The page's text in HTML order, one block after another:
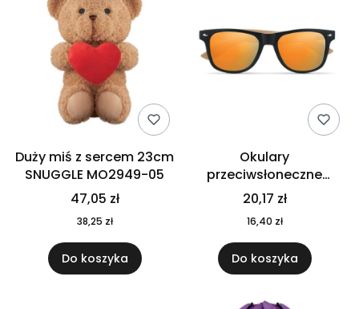
Duży miś z sercem 23cm
SNUGGLE MO2949-05
47,05 zł
38,25 zł
Do koszyka
Okulary
przeciwsłoneczne
CALIFORNIA TOUCH
MO9617-10
20,17 zł
16,40 zł
Do koszyka